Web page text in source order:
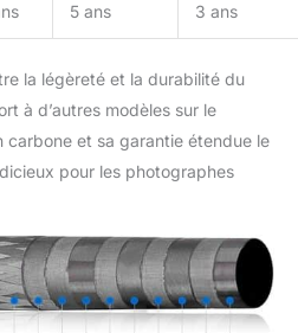
5 ans 3 ans
la légèreté et la durabilité du
à d’autres modèles sur le
carbone et sa garantie étendue le
pour les photographes